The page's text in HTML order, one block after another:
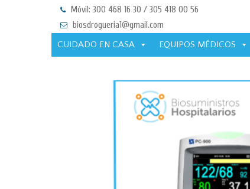
Móvil: 300 468 16 30 / 305 418 00 56
biosdrogueria1@gmail.com
CUIDADO EN CASA
EQUIPOS MÉDICOS